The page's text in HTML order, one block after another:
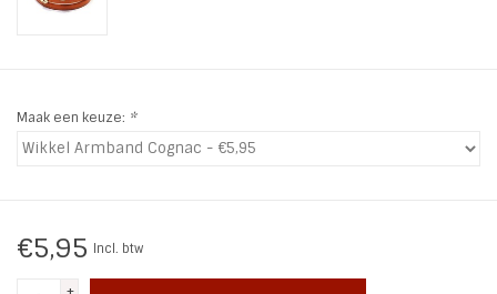
Maak een keuze: *
€5,95 Incl. btw